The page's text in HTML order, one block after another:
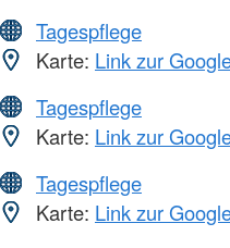
Tagespflege
Karte: Link zur
Tagespflege
Karte: Link zur
Tagespflege
Karte: Link zur